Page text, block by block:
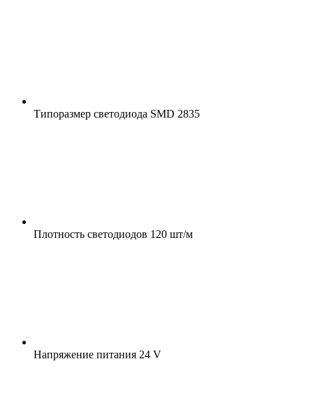
Типоразмер светодиода SMD 2835
Плотность светодиодов 120 шт/м
Напряжение питания 24 V